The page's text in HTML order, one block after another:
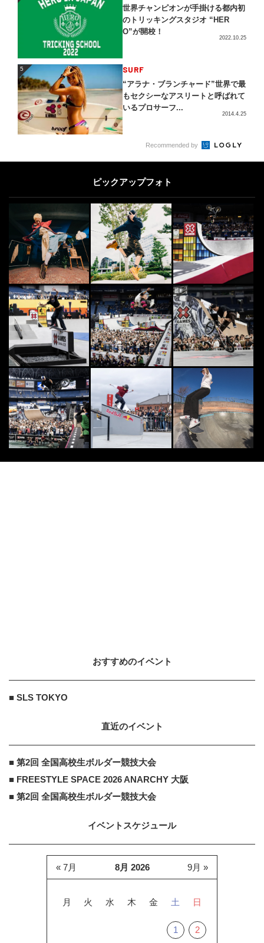
世界チャンピオンが手掛ける都内初
のトリッキングスタジオ “HER
O”が開校！
2022.10.25
5 SURF
“アラナ・ブランチャード”世界で最
もセクシーなアスリートと呼ばれて
いるプロサーフ...
2014.4.25
CULTURE
「エア ジョーダン 1って何がいい
にわかりやすく...
FINEPLAY では、みなさまからの
アスリート情報（プロ・アマ問わ
ず）、プレス...
2021.1.15
8
日本最大級のアクションスポーツマ
ガジン | FINEPLAY [ファインプレ
ー]
2021.1.15
9
「いまは畑を耕してる」プロフリー
サーファー小林直海・親子ロングイ
ンタビュー。自身...
2020.10.9
10 CLIMB
日本人クライマー本間大晴が、スペ
7
8
Recommended by
ピックアップフォト
おすすめのイベント
■ SLS TOKYO
直近のイベント
■ 第2回 全国高校生ボルダー競技大会
■ FREESTYLE SPACE 2026 ANARCHY 大阪
■ 第2回 全国高校生ボルダー競技大会
イベントスケジュール
8月 2026
月 火 水 木 金 土 日
1 2
« 7月 9月 »